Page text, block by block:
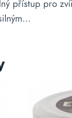
přístup pro